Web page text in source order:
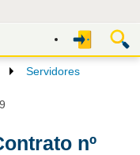
Servidores
nº